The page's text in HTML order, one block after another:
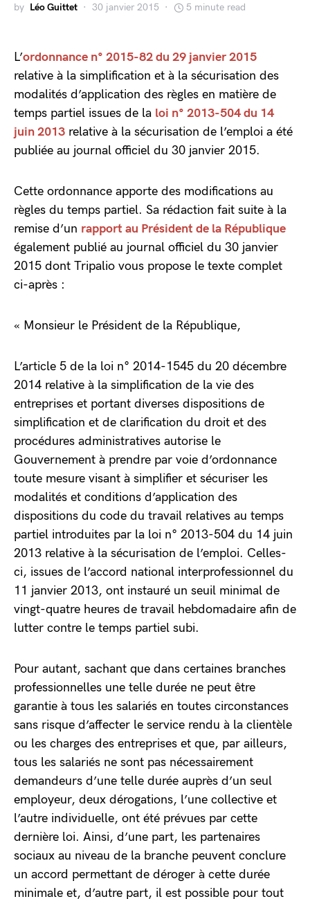
by Léo Guittet 30 janvier 2015 5 minute read
L’ordonnance n° 2015-82 du 29 janvier 2015
relative à la simplification et à la sécurisation des
modalités d’application des règles en matière de
temps partiel issues de la loi n° 2013-504 du 14
juin 2013 relative à la sécurisation de l’emploi a été
publiée au journal officiel du 30 janvier 2015.
Cette ordonnance apporte des modifications au
règles du temps partiel. Sa rédaction fait suite à la
remise d’un rapport au Président de la République
également publié au journal officiel du 30 janvier
2015 dont Tripalio vous propose le texte complet
ci-après :
« Monsieur le Président de la République,
L’article 5 de la loi n° 2014-1545 du 20 décembre
2014 relative à la simplification de la vie des
entreprises et portant diverses dispositions de
simplification et de clarification du droit et des
procédures administratives autorise le
Gouvernement à prendre par voie d’ordonnance
toute mesure visant à simplifier et sécuriser les
modalités et conditions d’application des
dispositions du code du travail relatives au temps
partiel introduites par la loi n° 2013-504 du 14 juin
2013 relative à la sécurisation de l’emploi. Celles-
ci, issues de l’accord national interprofessionnel du
11 janvier 2013, ont instauré un seuil minimal de
vingt-quatre heures de travail hebdomadaire afin de
lutter contre le temps partiel subi.
Pour autant, sachant que dans certaines branches
professionnelles une telle durée ne peut être
garantie à tous les salariés en toutes circonstances
sans risque d’affecter le service rendu à la clientèle
ou les charges des entreprises et que, par ailleurs,
tous les salariés ne sont pas nécessairement
demandeurs d’une telle durée auprès d’un seul
employeur, deux dérogations, l’une collective et
l’autre individuelle, ont été prévues par cette
dernière loi. Ainsi, d’une part, les partenaires
sociaux au niveau de la branche peuvent conclure
un accord permettant de déroger à cette durée
minimale et, d’autre part, il est possible pour tout